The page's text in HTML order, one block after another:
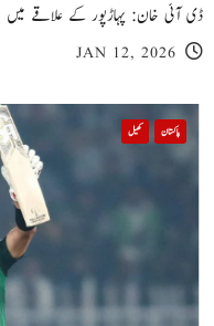
ڈی آئی خان: پہاڑپور کے علاقے میں
JAN 12, 2026
پاکستان کھیل